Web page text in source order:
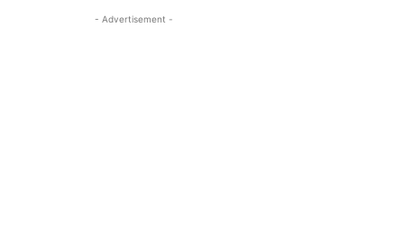
- Advertisement -